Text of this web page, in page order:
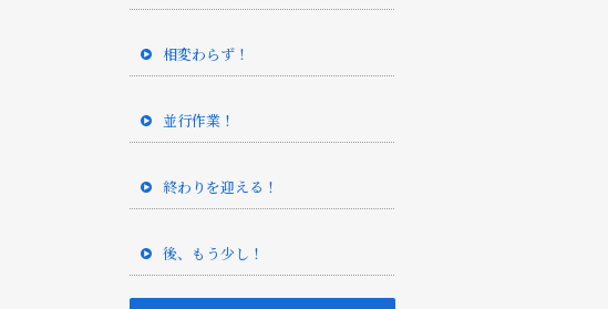
相変わらず！
並行作業！
終わりを迎える！
後、もう少し！